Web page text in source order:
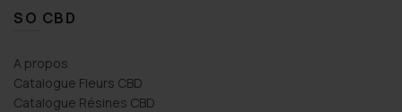
SO CBD
A propos
Catalogue Fleurs CBD
Catalogue Résines CBD